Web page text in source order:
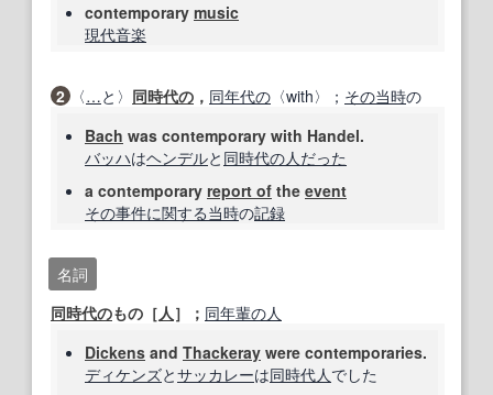
contemporary music
現代音楽
2 〈…と〉 同時代の ， 同年代の 〈with〉； その当時の
Bach was contemporary with Handel.
バッハはヘンデルと 同時代の人だった
a contemporary report of the event
その事件に関する当時の記録
名詞
同時代のもの［人］； 同年輩の人
Dickens and Thackeray were contemporaries.
ディケンズとサッカレーは同時代人でした